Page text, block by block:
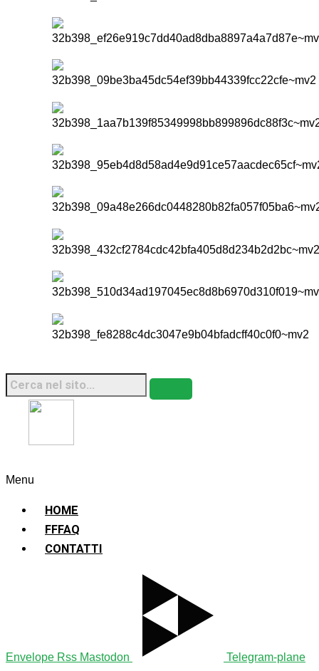
Menu
HOME
FFFAQ
CONTATTI
Envelope Rss Mastodon
Telegram-plane